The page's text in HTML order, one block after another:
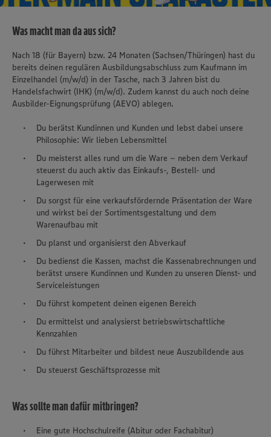
Was macht man da aus sich?
Nach 18 (für Bayern) bzw. 24 Monaten (Sachsen/Thüringen) hast du
bereits deinen regulären Ausbildungsabschluss zum Kaufmann im
Einzelhandel (m/w/d) in der Tasche, nach 3 Jahren bist du
Handelsfachwirt (IHK) (m/w/d). Zudem kannst du auch noch deine
Ausbilder-Eignungsprüfung (AEVO) ablegen.
Du berätst Kundinnen und Kunden und lebst dabei unsere
Philosophie: Wir lieben Lebensmittel
Du meisterst alles rund um die Ware – neben dem Verkauf
steuerst du auch aktiv das Einkaufs-, Bestell- und
Lagerwesen mit
Du sorgst für eine verkaufsfördernde Präsentation der Ware
und wirkst bei der Sortimentsgestaltung und dem
Warenaufbau mit
Du planst und organisierst den Abverkauf
Du bedienst die Kassen, machst die Kassenabrechnungen und
berätst unsere Kundinnen und Kunden zu unseren Dienst- und
Serviceleistungen
Du führst kompetent deinen eigenen Bereich
Du ermittelst und analysierst betriebswirtschaftliche
Kennzahlen
Du führst Mitarbeiter und bildest neue Auszubildende aus
Du steuerst Geschäftsprozesse mit
Was sollte man dafür mitbringen?
Eine gute Hochschulreife (Abitur oder Fachabitur)